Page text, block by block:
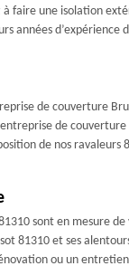
une isolation
années
de couverture
de
de nos ravaleurs
sont en mesure
81310 et ses
ou un